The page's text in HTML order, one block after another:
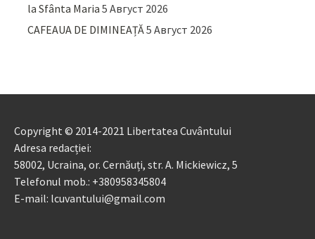
la Sfânta Maria 5 Август 2026
CAFEAUA DE DIMINEAȚĂ5 Август 2026
Copyright © 2014-2021 Libertatea Cuvântului
Adresa redacției:
58002, Ucraina, or. Cernăuți, str. A. Mickiewicz, 5
Telefonul mob.: +380958345804
E-mail: lcuvantului@gmail.com